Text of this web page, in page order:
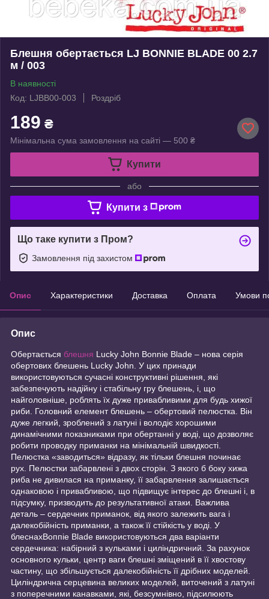
Блешня обертається LJ BONNIE BLADE 00 2.7
м / 003
В наявності
Код: LJBB00-003
Роздріб
189 ₴
Мінімальна сума замовлення на сайті — 500 ₴
Купити
або
Купити з
Що таке купити з Пром?
Замовлення під захистом
Опис Характеристики Доставка Оплата Умови
Опис
Обертається блешня Lucky John Bonnie Blade – нова серія
обертових блешень Lucky John. У цих принади
використовуються сучасні конструктивні рішення, які
забезпечують надійну і стабільну гру блешень, і, що
найголовніше, роблять їх дуже привабливими для будь хижої
риби. Головний елемент блешень – обертовий пелюстка. Він
дуже легкий, зроблений з латуні і володіє хорошими
динамічними показниками при обертанні у воді, що дозволяє
робити проводку приманки на мінімальній швидкості.
Пелюстка «заводиться» відразу, як тільки блешня починає
рух. Пелюстки забарвлені з двох сторін. З якого б боку хижа
риба не дивилася на приманку, її забарвлення залишається
однаковою і привабливою, що підвищує інтерес до блешні і, в
підсумку, призводить до результативної атаки. Важлива
деталь – сердечник приманок, від якого залежить вага і
далекобійність приманки, а також її стійкість у воді. У
блеснахВоппіе Blade використовуються два варіанти
сердечника: набірний з кульками і циліндричний. За рахунок
основного кульки, центр ваги блешні зміщений в її хвостову
частину, що збільшується далекобійність її дрібних моделей.
Циліндрична серцевина великих моделей, виточений з латуні
з поперечними канавками, які, безсумнівно, підсилюють